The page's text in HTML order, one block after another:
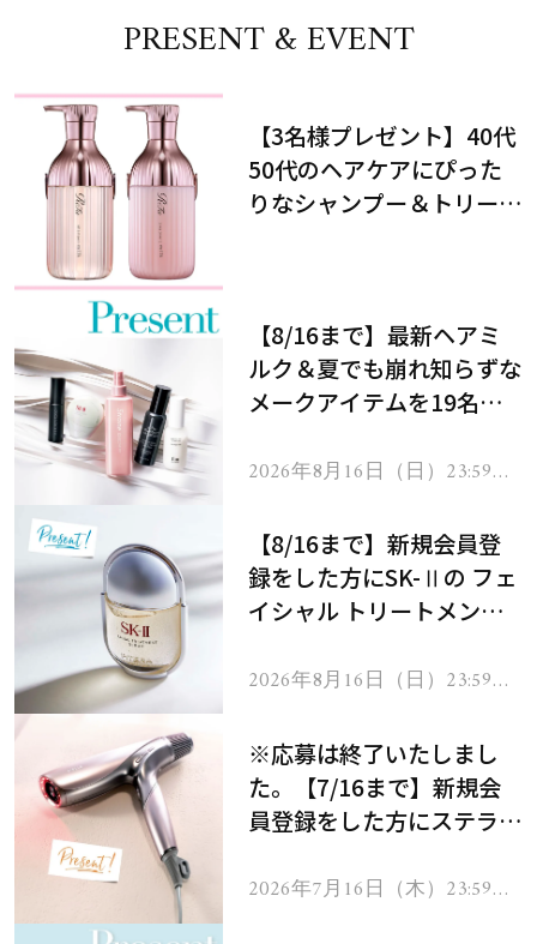
PRESENT & EVENT
【3名様プレゼント】40代
50代のヘアケアにぴった
りなシャンプー＆トリート
【8/16まで】最新ヘアミ
ルク＆夏でも崩れ知らずな
メークアイテムを19名様
2026年8月16日（日）23:59ま
【8/16まで】新規会員登
録をした方にSK-Ⅱの フェ
イシャル トリートメント
2026年8月16日（日）23:59ま
※応募は終了いたしまし
た。【7/16まで】新規会
員登録をした方にステラボ
ヘアドライヤー ジュエル
2026年7月16日（木）23:59ま